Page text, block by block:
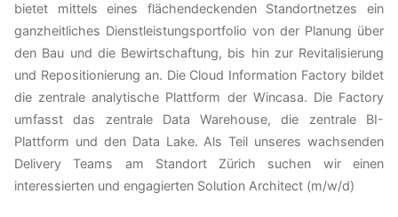
bietet mittels eines flächendeckenden Standortnetzes ein
ganzheitliches Dienstleistungsportfolio von der Planung über
den Bau und die Bewirtschaftung, bis hin zur Revitalisierung
und Repositionierung an. Die Cloud Information Factory bildet
die zentrale analytische Plattform der Wincasa. Die Factory
umfasst das zentrale Data Warehouse, die zentrale BI-
Plattform und den Data Lake. Als Teil unseres wachsenden
Delivery Teams am Standort Zürich suchen wir einen
interessierten und engagierten Solution Architect (m/w/d)